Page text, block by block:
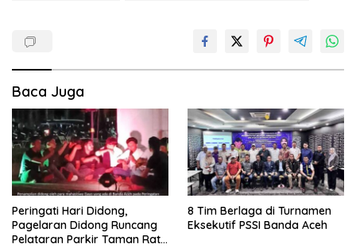
Baca Juga
Peringati Hari Didong,
Pagelaran Didong Runcang
Pelataran Parkir Taman Ratu
8 Tim Berlaga di Turnamen
Eksekutif PSSI Banda Aceh